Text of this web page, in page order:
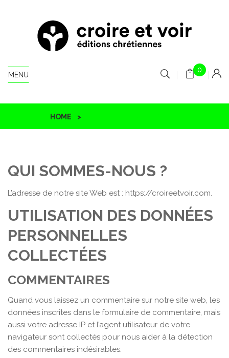
MENU
0
HOME
QUI SOMMES-NOUS ?
L’adresse de notre site Web est : https://croireetvoir.com.
UTILISATION DES DONNÉES
PERSONNELLES
COLLECTÉES
COMMENTAIRES
Quand vous laissez un commentaire sur notre site web, les
données inscrites dans le formulaire de commentaire, mais
aussi votre adresse IP et l’agent utilisateur de votre
navigateur sont collectés pour nous aider à la détection
des commentaires indésirables.